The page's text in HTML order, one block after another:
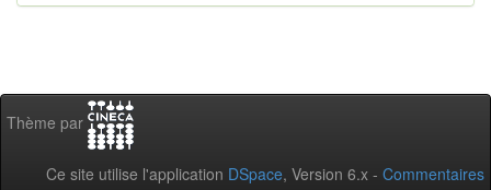
Thème par
Ce site utilise l'application DSpace, Version 6.x - Commentaires